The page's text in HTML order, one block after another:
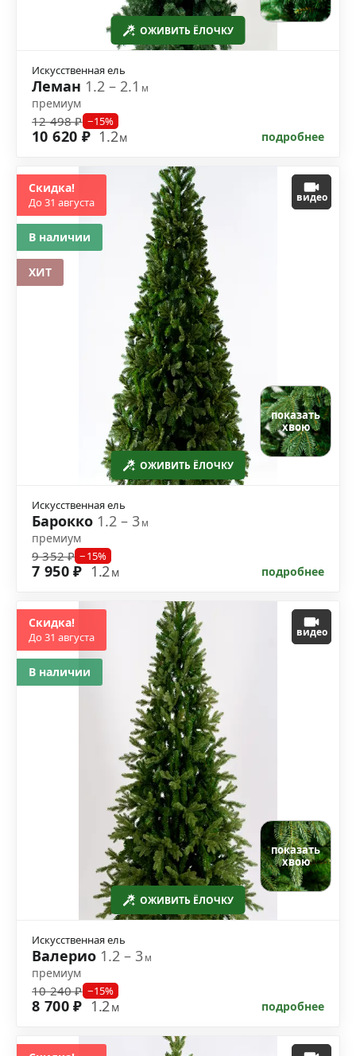
ОЖИВИТЬ ЁЛОЧКУ
Искусственная ель
Леман 1.2 – 2.1м
премиум
12 498 ₽ −15%
10 620 ₽ 1.2м подробнее
ОЖИВИТЬ ЁЛОЧКУ
видео
показать
хвою
Искусственная ель
Барокко 1.2 – 3м
премиум
9 352 ₽ −15%
7 950 ₽ 1.2м подробнее
Скидка!
До 31 августа
В наличии
ХИТ
ОЖИВИТЬ ЁЛОЧКУ
видео
показать
хвою
Искусственная ель
Валерио 1.2 – 3м
премиум
10 240 ₽ −15%
8 700 ₽ 1.2м подробнее
Скидка!
До 31 августа
В наличии